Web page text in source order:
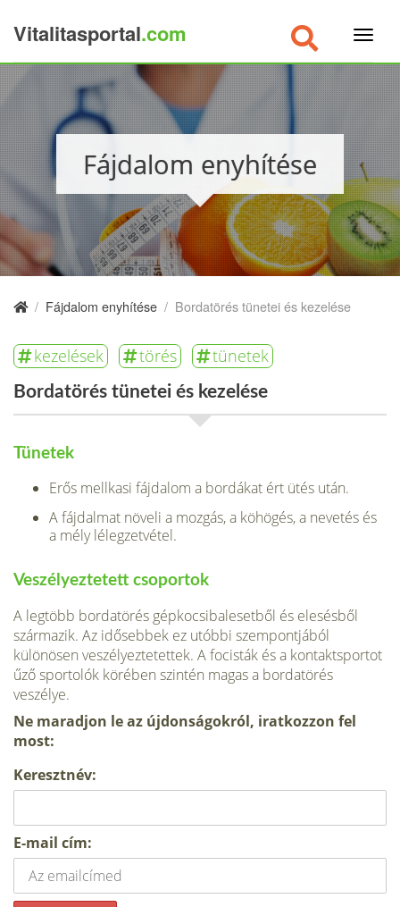
Vitalitasportal.com
Fájdalom enyhítése
/ Fájdalom enyhítése / Bordatörés tünetei és kezelése
kezelések törés tünetek
Bordatörés tünetei és kezelése
Tünetek
Erős mellkasi fájdalom a bordákat ért ütés után.
A fájdalmat növeli a mozgás, a köhögés, a nevetés és
a mély lélegzetvétel.
Veszélyeztetett csoportok
A legtöbb bordatörés gépkocsibalesetből és elesésből
származik. Az idősebbek ez utóbbi szempontjából
különösen veszélyeztetettek. A focisták és a kontaktsportot
űző sportolók körében szintén magas a bordatörés
veszélye.
Ne maradjon le az újdonságokról, iratkozzon fel
most:
Keresztnév:
E-mail cím:
×